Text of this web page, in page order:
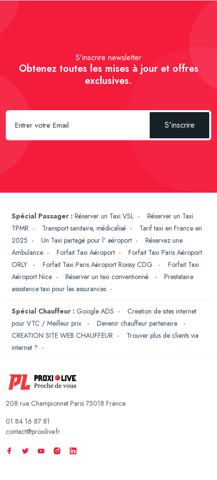
S'inscrire newsletter
Obtenez toutes les mises à jour et offres
exclusives.
S'inscrire
Spécial Passager : Réserver un Taxi VSL - Réserver un Taxi
TPMR - Transport sanitaire, médicalisé - Tarif taxi en France en
2025 - Un Taxi partagé pour l' aéroport - Réservez une
Ambulance - Forfait Taxi Aéroport - Forfait Taxi Paris Aéroport
ORLY
- Forfait Taxi Paris Aéroport Roissy CDG - Forfait Taxi
Aéroport Nice - Réserver un taxi conventionné - Prestataire
assistance taxi pour les assurances -
Spécial Chauffeur : Google ADS - Creation de sites internet
pour VTC / Meilleur prix
- Devenir chauffeur partenaire
-
CREATION SITE WEB CHAUFFEUR - Trouver plus de clients via
internet ? -
208 rue Championnet Paris 75018 France
01 84 16 87 81
contact@proxilive.fr